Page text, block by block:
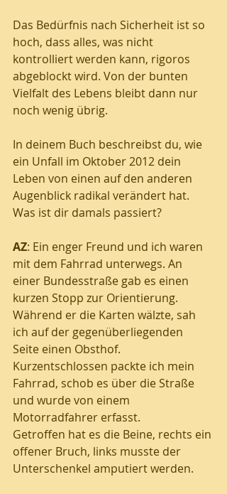
Das Bedürfnis nach Sicherheit ist so
hoch, dass alles, was nicht
kontrolliert werden kann, rigoros
abgeblockt wird. Von der bunten
Vielfalt des Lebens bleibt dann nur
noch wenig übrig.
In deinem Buch beschreibst du, wie
ein Unfall im Oktober 2012 dein
Leben von einen auf den anderen
Augenblick radikal verändert hat.
Was ist dir damals passiert?
AZ: Ein enger Freund und ich waren
mit dem Fahrrad unterwegs. An
einer Bundesstraße gab es einen
kurzen Stopp zur Orientierung.
Während er die Karten wälzte, sah
ich auf der gegenüberliegenden
Seite einen Obsthof.
Kurzentschlossen packte ich mein
Fahrrad, schob es über die Straße
und wurde von einem
Motorradfahrer erfasst.
Getroffen hat es die Beine, rechts ein
offener Bruch, links musste der
Unterschenkel amputiert werden.